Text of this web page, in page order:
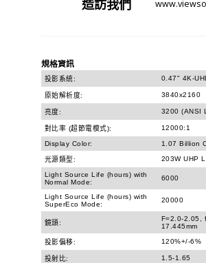
造訪我們
規格資訊
投影系統: 0.47" 4K-
原始解析度: 3840x2160
亮度: 3200 (ANSI
對比率 (超節電模式): 12000:1
Display Color: 1.07 Billion
光源類型: 203W UHP
Light Source Life (hours) with
Normal Mode:
6000
Light Source Life (hours) with
SuperEco Mode:
20000
鏡頭:
F=2.0-2.05,
17.445mm
投影偏移: 120%+/-6%
投射比: 1.5-1.65